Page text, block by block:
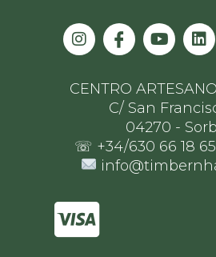
CENTRO
C/ San
04270 -
☏ +34/630 66 18